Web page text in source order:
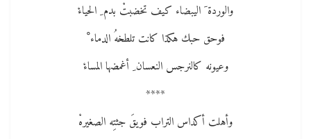
والوردة َ اليبضاء كيف تخضبتْ بدم ِ الحياءْ
فوحق حبك هكذا كانت تلطخهُ الدماء ْ
وعيونه كالنرجس النعسان ِ أغمضها المساءْ
****
وأهلت أكداس التراب فويقَ جثتِه الصغيرهْ